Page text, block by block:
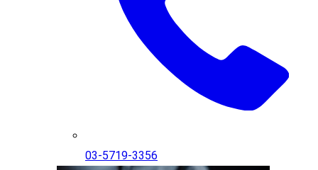
03-5719-3356